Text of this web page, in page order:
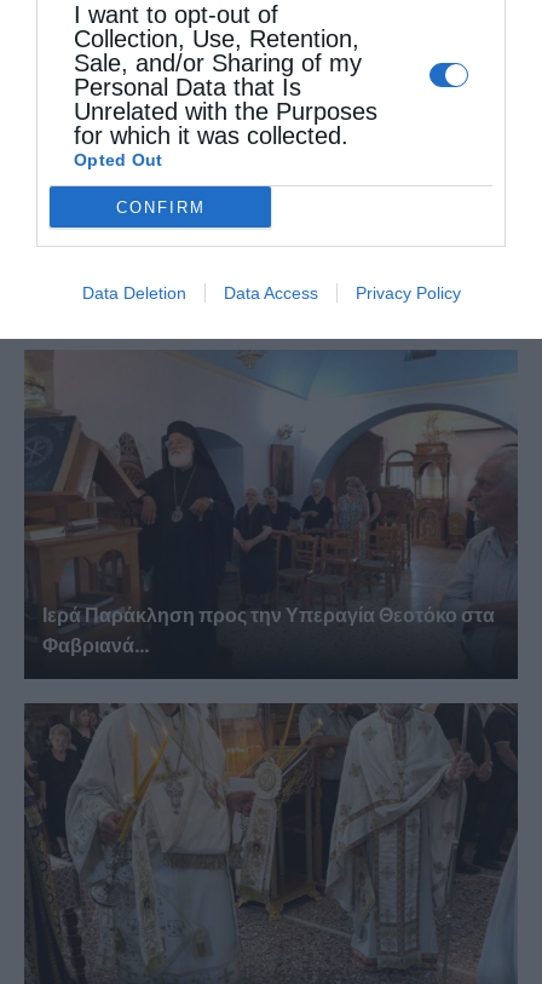
I want to opt-out of
Collection, Use, Retention,
Sale, and/or Sharing of my
Personal Data that Is
Unrelated with the Purposes
for which it was collected.
Opted Out
CONFIRM
Data Deletion Data Access Privacy Policy
Ιερά Παράκληση προς την Υπεραγία Θεοτόκο στα
Φαβριανά...